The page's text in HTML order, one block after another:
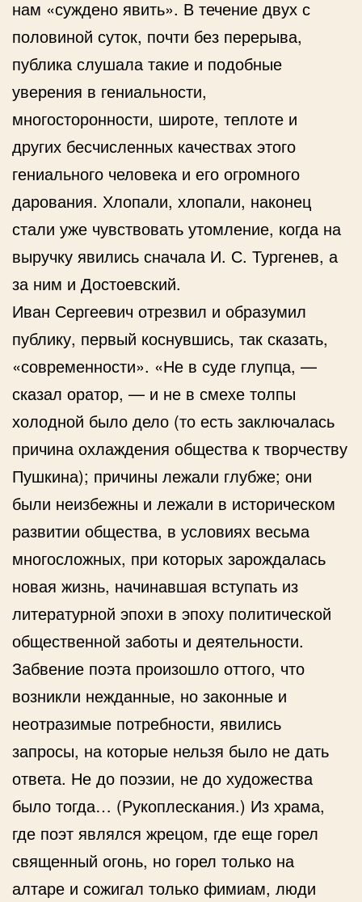
нам «суждено явить». В течение двух с
половиной суток, почти без перерыва,
публика слушала такие и подобные
уверения в гениальности,
многосторонности, широте, теплоте и
других бесчисленных качествах этого
гениального человека и его огромного
дарования. Хлопали, хлопали, наконец
стали уже чувствовать утомление, когда на
выручку явились сначала И. С. Тургенев, а
за ним и Достоевский.
Иван Сергеевич отрезвил и образумил
публику, первый коснувшись, так сказать,
«современности». «Не в суде глупца, —
сказал оратор, — и не в смехе толпы
холодной было дело (то есть заключалась
причина охлаждения общества к творчеству
Пушкина); причины лежали глубже; они
были неизбежны и лежали в историческом
развитии общества, в условиях весьма
многосложных, при которых зарождалась
новая жизнь, начинавшая вступать из
литературной эпохи в эпоху политической
общественной заботы и деятельности.
Забвение поэта произошло оттого, что
возникли нежданные, но законные и
неотразимые потребности, явились
запросы, на которые нельзя было не дать
ответа. Не до поэзии, не до художества
было тогда… (Рукоплескания.) Из храма,
где поэт являлся жрецом, где еще горел
священный огонь, но горел только на
алтаре и сожигал только фимиам, люди